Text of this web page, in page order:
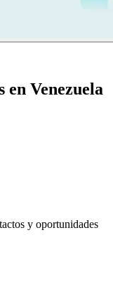
en Venezuela
y oportunidades